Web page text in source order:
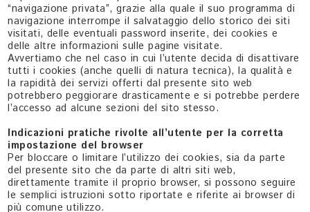
“navigazione privata”, grazie alla quale il suo programma di
navigazione interrompe il salvataggio dello storico dei siti
visitati, delle eventuali password inserite, dei cookies e
delle altre informazioni sulle pagine visitate.
Avvertiamo che nel caso in cui l’utente decida di disattivare
tutti i cookies (anche quelli di natura tecnica), la qualità e
la rapidità dei servizi offerti dal presente sito web
potrebbero peggiorare drasticamente e si potrebbe perdere
l’accesso ad alcune sezioni del sito stesso.
Indicazioni pratiche rivolte all’utente per la corretta
impostazione del browser
Per bloccare o limitare l’utilizzo dei cookies, sia da parte
del presente sito che da parte di altri siti web,
direttamente tramite il proprio browser, si possono seguire
le semplici istruzioni sotto riportate e riferite ai browser di
più comune utilizzo.